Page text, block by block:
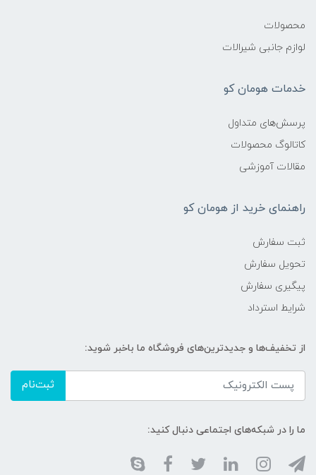
محصولات
لوازم جانبی شیرالات
خدمات هومان کو
پرسش‌های متداول
کاتالوگ محصولات
مقالات آموزشی
راهنمای خرید از هومان کو
ثبت سفارش
تحویل سفارش
پیگیری سفارش
شرایط استرداد
از تخفیف‌ها و جدیدترین‌های فروشگاه ما باخبر شوید:
ثبت‌نام
ما را در شبکه‌های اجتماعی دنبال کنید: